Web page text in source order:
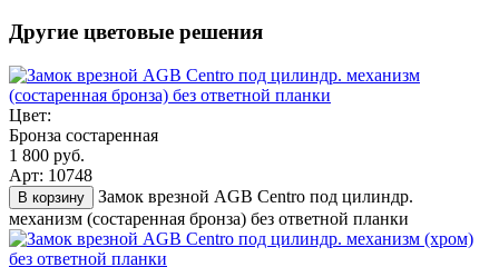
Другие цветовые решения
Цвет:
Бронза состаренная
1 800 руб.
Арт: 10748
В корзину
Замок врезной AGB Centro под цилиндр.
механизм (состаренная бронза) без ответной планки